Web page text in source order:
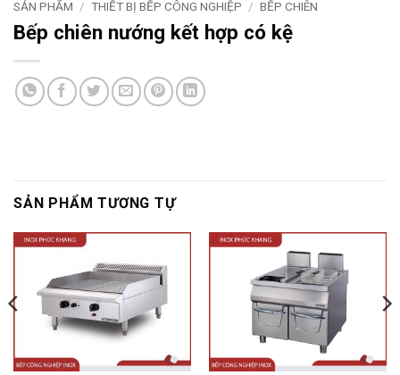
SẢN PHẨM / THIẾT BỊ BẾP CÔNG NGHIỆP / BẾP CHIÊN
Bếp chiên nướng kết hợp có kệ
SẢN PHẨM TƯƠNG TỰ